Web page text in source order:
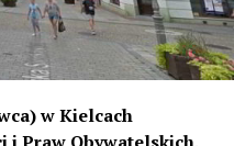
w Kielcach